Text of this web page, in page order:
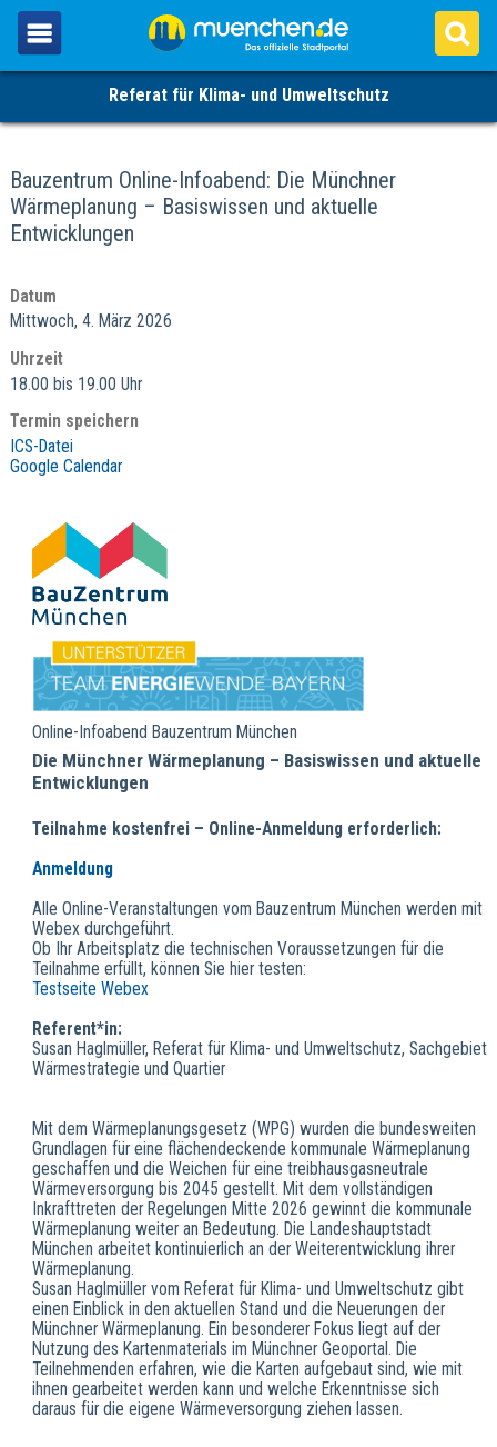
Referat für Klima- und Umweltschutz
Bauzentrum Online-Infoabend: Die Münchner
Wärmeplanung – Basiswissen und aktuelle
Entwicklungen
Datum
Mittwoch, 4. März 2026
Uhrzeit
18.00 bis 19.00 Uhr
Termin speichern
ICS-Datei
Google Calendar
Online-Infoabend Bauzentrum München
Die Münchner Wärmeplanung – Basiswissen und aktuelle
Entwicklungen
Teilnahme kostenfrei – Online-Anmeldung erforderlich:
Anmeldung
Alle Online-Veranstaltungen vom Bauzentrum München werden mit
Webex durchgeführt.
Ob Ihr Arbeitsplatz die technischen Voraussetzungen für die
Teilnahme erfüllt, können Sie hier testen:
Testseite Webex
Referent*in:
Susan Haglmüller, Referat für Klima- und Umweltschutz, Sachgebiet
Wärmestrategie und Quartier
Mit dem Wärmeplanungsgesetz (WPG) wurden die bundesweiten
Grundlagen für eine flächendeckende kommunale Wärmeplanung
geschaffen und die Weichen für eine treibhausgasneutrale
Wärmeversorgung bis 2045 gestellt. Mit dem vollständigen
Inkrafttreten der Regelungen Mitte 2026 gewinnt die kommunale
Wärmeplanung weiter an Bedeutung. Die Landeshauptstadt
München arbeitet kontinuierlich an der Weiterentwicklung ihrer
Wärmeplanung.
Susan Haglmüller vom Referat für Klima- und Umweltschutz gibt
einen Einblick in den aktuellen Stand und die Neuerungen der
Münchner Wärmeplanung. Ein besonderer Fokus liegt auf der
Nutzung des Kartenmaterials im Münchner Geoportal. Die
Teilnehmenden erfahren, wie die Karten aufgebaut sind, wie mit
ihnen gearbeitet werden kann und welche Erkenntnisse sich
daraus für die eigene Wärmeversorgung ziehen lassen.